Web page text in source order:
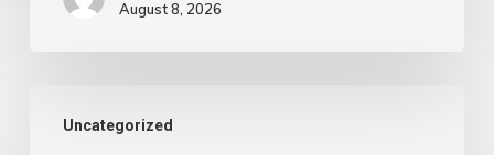
after-
clock,
August 8, 2026
Uncategorized
Globe